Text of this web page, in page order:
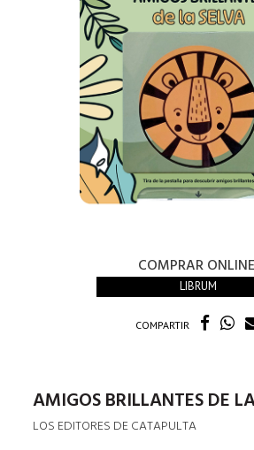
COMPRAR
LIBRUM
COMPARTIR
AMIGOS BRILLANTES DE
LOS EDITORES DE CATAPULTA